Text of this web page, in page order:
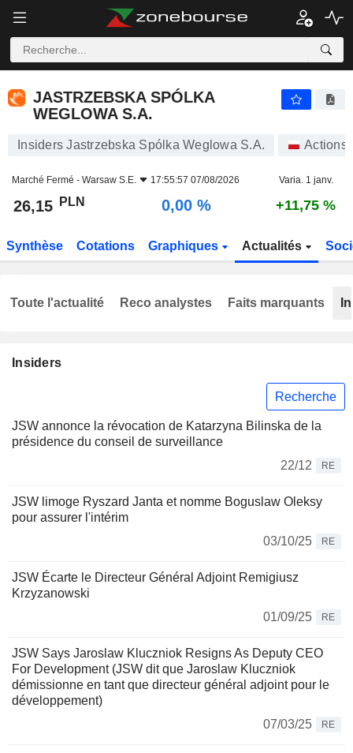
JASTRZEBSKA SPÓLKA
WEGLOWA S.A.
Insiders Jastrzebska Spólka Weglowa S.A. Actions
Marché Fermé - Warsaw S.E. 17:55:57 07/08/2026 Varia. 1 janv.
26,15 PLN 0,00 % +11,75 %
Synthèse Cotations Graphiques Actualités
Insiders
Recherche
JSW annonce la révocation de Katarzyna Bilinska de la
présidence du conseil de surveillance
22/12
RE
JSW limoge Ryszard Janta et nomme Boguslaw Oleksy
pour assurer l'intérim
03/10/25
RE
JSW Écarte le Directeur Général Adjoint Remigiusz
Krzyzanowski
01/09/25
RE
JSW Says Jaroslaw Kluczniok Resigns As Deputy CEO
For Development (JSW dit que Jaroslaw Kluczniok
démissionne en tant que directeur général adjoint pour le
développement)
07/03/25
RE
Toute l'actualité Reco analystes Faits marquants